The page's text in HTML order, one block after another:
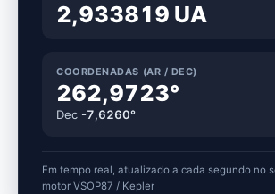
2,933819 UA
COORDENADAS (AR / DEC)
262,9723°
Dec -7,6260°
Em tempo real, atualizado a cada segundo no
motor VSOP87 / Kepler